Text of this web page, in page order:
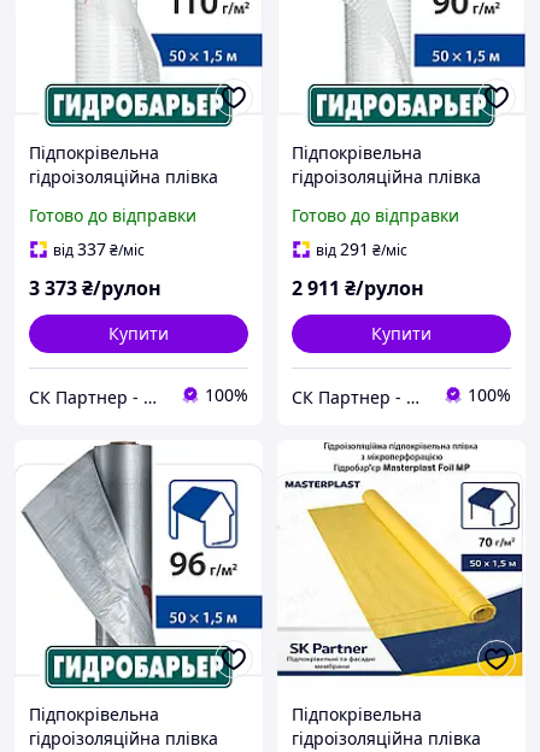
Підпокрівельна
гідроізоляційна плівка
г/м2 (75м2 рулон)
Готово до відправки
від337₴/міс
3 373₴/рулон
Купити
СК Партнер - Магазин покрівельних і фасадних матеріалів 100%
Підпокрівельна
гідроізоляційна плівка
м2 (75м2 рулон)
Готово до відправки
від291 ₴/міс
2 911 ₴/рулон
Купити
СК Партнер - Магазин покрівельних і фасадних матеріалів 100%
Підпокрівельна
гідроізоляційна плівка
Підпокрівельна
гідроізоляційна плівка